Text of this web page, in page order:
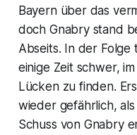
Bayern über das
doch Gnabry stand
Abseits. In der Folge
einige Zeit schwer,
Lücken zu finden.
wieder gefährlich,
Schuss von Gnabry